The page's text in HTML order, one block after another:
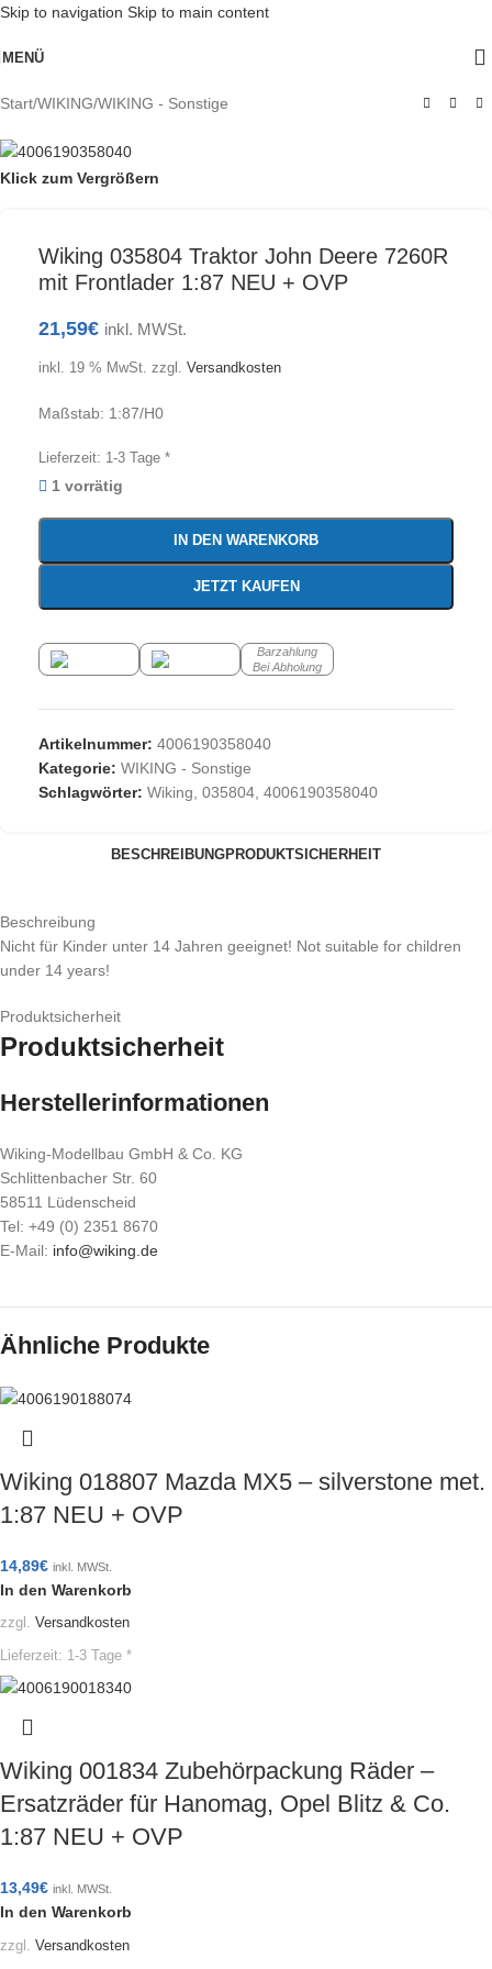
Skip to navigation Skip to main content
MENÜ
Start/WIKING/WIKING - Sonstige
Klick zum Vergrößern
Wiking 035804 Traktor John Deere 7260R
mit Frontlader 1:87 NEU + OVP
21,59€ inkl. MWSt.
inkl. 19 % MwSt. zzgl. Versandkosten
Maßstab: 1:87/H0
Lieferzeit: 1-3 Tage *
1 vorrätig
IN DEN WARENKORB
JETZT KAUFEN
Barzahlung
Bei Abholung
Artikelnummer: 4006190358040
Kategorie: WIKING - Sonstige
Schlagwörter: Wiking, 035804, 4006190358040
BESCHREIBUNGPRODUKTSICHERHEIT
Beschreibung
Nicht für Kinder unter 14 Jahren geeignet! Not suitable for children
under 14 years!
Produktsicherheit
Produktsicherheit
Herstellerinformationen
Wiking-Modellbau GmbH & Co. KG
Schlittenbacher Str. 60
58511 Lüdenscheid
Tel: +49 (0) 2351 8670
E-Mail: info@wiking.de
Ähnliche Produkte
Wiking 018807 Mazda MX5 – silverstone met.
1:87 NEU + OVP
14,89€ inkl. MWSt.
In den Warenkorb
zzgl. Versandkosten
Lieferzeit: 1-3 Tage *
Wiking 001834 Zubehörpackung Räder –
Ersatzräder für Hanomag, Opel Blitz & Co.
1:87 NEU + OVP
13,49€ inkl. MWSt.
In den Warenkorb
zzgl. Versandkosten